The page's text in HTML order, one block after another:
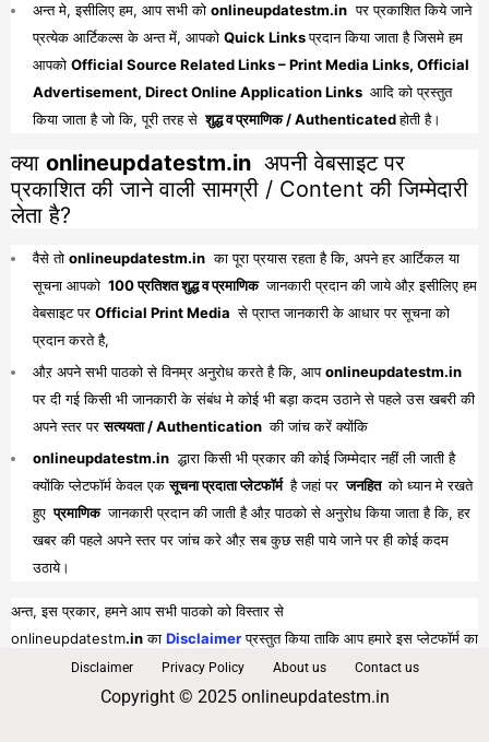
अन्त मे, इसीलिए हम, आप सभी को onlineupdatestm.in पर प्रकाशित किये जाने
प्रत्येक आर्टिकल्स के अन्त में, आपको Quick Linksप्रदान किया जाता है जिसमे हम
आपको Official Source Related Links – Print Media Links, Official
Advertisement, Direct Online Application Links आदि को प्रस्तुत
किया जाता है जो कि, पूरी तरह से शुद्ध व प्रमाणिक / Authenticatedहोती है।
क्या onlineupdatestm.in अपनी वेबसाइट पर
प्रकाशित की जाने वाली सामग्री / Content की जिम्मेदारी
लेता है?
वैसे तो onlineupdatestm.in का पूरा प्रयास रहता है कि, अपने हर आर्टिकल या
सूचना आपको 100 प्रतिशत शुद्ध व प्रमाणिक जानकारी प्रदान की जाये औऱ इसीलिए हम
वेबसाइट पर Official Print Media से प्राप्त जानकारी के आधार पर सूचना को
प्रदान करते है,
औऱ अपने सभी पाठको से विनम्र अनुरोध करते है कि, आपonlineupdatestm.in
पर दी गई किसी भी जानकारी के संबंध मे कोई भी बड़ा कदम उठाने से पहले उस खबरी की
अपने स्तर परसत्ययता / Authentication की जांच करें क्योंकि
onlineupdatestm.in द्धारा किसी भी प्रकार की कोई जिम्मेदार नहीं ली जाती है
क्योंकि प्लेटफॉर्म केवल एकसूचना प्रदाता प्लेटफॉर्म है जहां पर जनहित को ध्यान मे रखते
हुए प्रमाणिक जानकारी प्रदान की जाती है औऱ पाठको से अनुरोध किया जाता है कि, हर
खबर की पहले अपने स्तर पर जांच करे औऱ सब कुछ सही पाये जाने पर ही कोई कदम
उठाये।
अन्त, इस प्रकार, हमने आप सभी पाठको को विस्तार से
onlineupdatestm.inका Disclaimerप्रस्तुत किया ताकि आप हमारे इस प्लेटफॉर्म का
पूरा व भरपूर लाभ प्राप्त कर सकें।
Disclaimer Privacy Policy About us Contact us
Copyright © 2025 onlineupdatestm.in